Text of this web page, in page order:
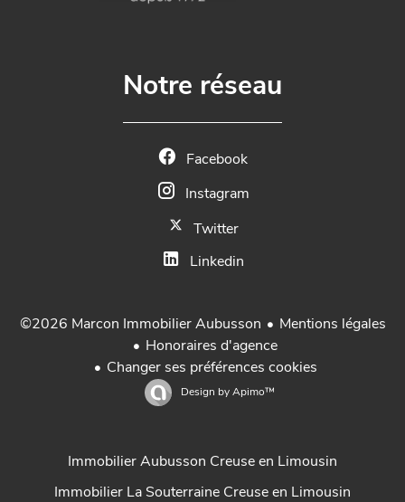
Notre réseau
Facebook
Instagram
Twitter
Linkedin
©2026 Marcon Immobilier Aubusson
Mentions légales
Honoraires d'agence
Changer ses préférences cookies
Design by Apimo™
Immobilier Aubusson Creuse en Limousin
Immobilier La Souterraine Creuse en Limousin